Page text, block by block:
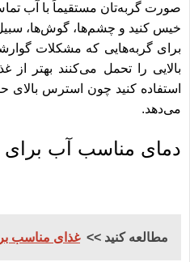
صورت گربه‌تان مستقیماً با آب تماس
خیس کنید و چشم‌ها، گوش‌ها،
برای گربه‌هایی که مشکلات
بالایی را تحمل می‌کنند بهتر از
استفاده کنید چون استرس
می‌دهد.
دمای مناسب آب برای
مطالعه کنید >> غذای مناسب